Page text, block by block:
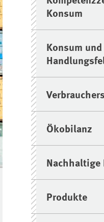
Konsum
Konsum
Ökobilanz
Produkte